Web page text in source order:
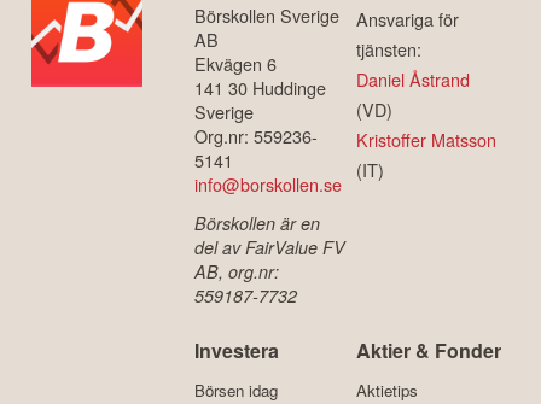
Börskollen Sverige
AB
Ekvägen 6
141 30 Huddinge
Sverige
Org.nr: 559236-
5141
info@borskollen.se
Börskollen är en
del av FairValue FV
AB, org.nr:
559187-7732
Ansvariga för
tjänsten:
Daniel Åstrand
(VD)
Kristoffer Matsson
(IT)
Investera
Börsen idag
Aktier & Fonder
Aktietips